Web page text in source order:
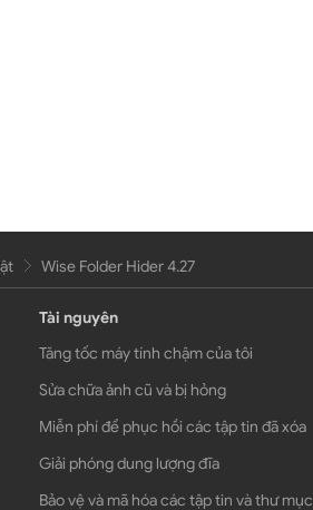
Wise Folder Hider 4.27
Tài nguyên
Tăng tốc máy tính chậm của tôi
Sửa chữa ảnh cũ và bị hỏng
Miễn phí để phục hồi các tập tin đã xóa
Giải phóng dung lượng đĩa
Bảo vệ và mã hóa các tập tin và thư mục